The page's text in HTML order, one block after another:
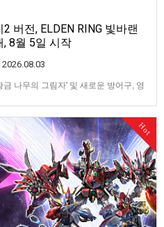
버전, ELDEN RING 빛바랜
8월 5일 시작
2026.08.03
나무의 그림자' 및 새로운 방어구, 영
발표했다.‘ELDEN RING 빛바랜 자Hot